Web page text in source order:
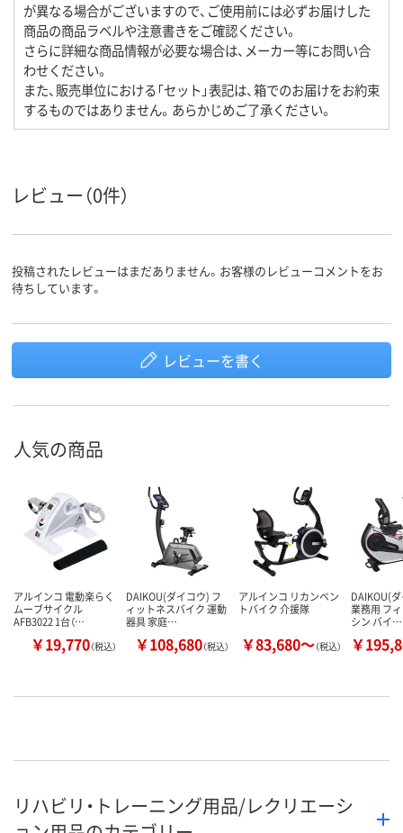
が異なる場合がございますので、ご使用前には必ずお届けした
商品の商品ラベルや注意書きをご確認ください。
さらに詳細な商品情報が必要な場合は、メーカー等にお問い合
わせください。
また、販売単位における「セット」表記は、箱でのお届けをお約束
するものではありません。あらかじめご了承ください。
レビュー（0件）
投稿されたレビューはまだありません。お客様のレビューコメントをお
待ちしています。
レビューを書く
人気の商品
アルインコ 電動楽らく
ムーブサイクル
AFB3022 1台（…
￥19,770（税込）
DAIKOU(ダイコウ) フ
ィットネスバイク 運動
器具 家庭…
￥108,680（税込）
アルインコ リカンベン
トバイク 介援隊
￥83,680～（税込）
DAIKOU(
業務用 フ
シン バイ…
￥
リハビリ・トレーニング用品/レクリエーシ